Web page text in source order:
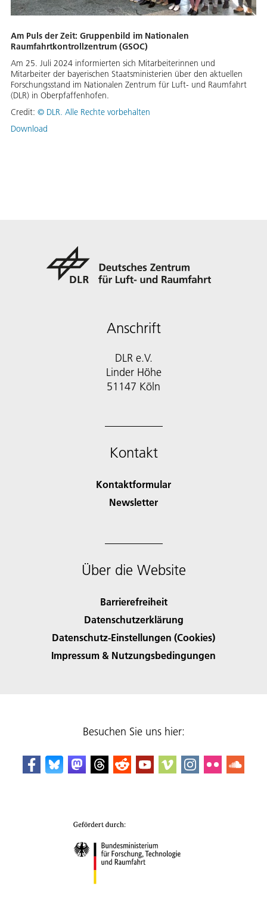
Am Puls der Zeit: Gruppenbild im Nationalen
Raumfahrtkontrollzentrum (GSOC)
Am 25. Juli 2024 informierten sich Mitarbeiterinnen und
Mitarbeiter der bayerischen Staatsministerien über den aktuellen
Forschungsstand im Nationalen Zentrum für Luft- und Raumfahrt
(DLR) in Oberpfaffenhofen.
Credit: © DLR. Alle Rechte vorbehalten
Download
Anschrift
DLR e.V.
Linder Höhe
51147 Köln
Kontakt
Kontaktformular
Newsletter
Über die Website
Barrierefreiheit
Datenschutzerklärung
Datenschutz-Einstellungen (Cookies)
Impressum & Nutzungsbedingungen
Besuchen Sie uns hier: